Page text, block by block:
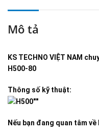
Mô tả
KS TECHNO VIỆT NAM
H500-80
Thông số kỹ thuật:
Nếu bạn đang quan tâm về